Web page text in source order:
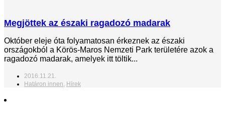
Megjöttek az északi ragadozó madarak
Október eleje óta folyamatosan érkeznek az északi
országokból a Körös-Maros Nemzeti Park területére azok a
ragadozó madarak, amelyek itt töltik...
2016.11.21.
Határon innen Hírek